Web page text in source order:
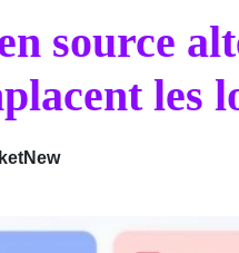
source
les